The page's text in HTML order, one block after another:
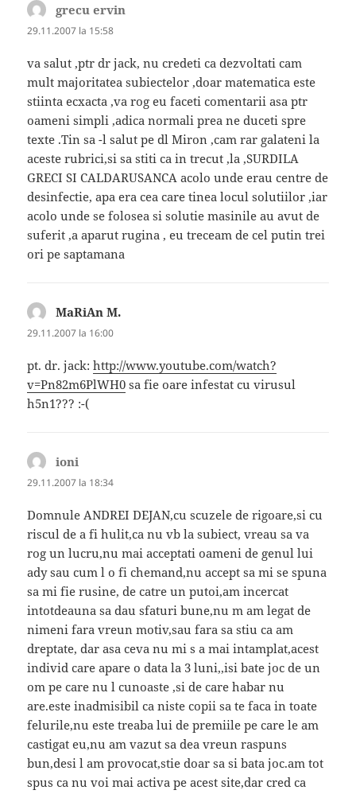
grecu ervin
29.11.2007 la 15:58
va salut ,ptr dr jack, nu credeti ca dezvoltati cam
mult majoritatea subiectelor ,doar matematica este
stiinta ecxacta ,va rog eu faceti comentarii asa ptr
oameni simpli ,adica normali prea ne duceti spre
texte .Tin sa -l salut pe dl Miron ,cam rar galateni la
aceste rubrici,si sa stiti ca in trecut ,la ,SURDILA
GRECI SI CALDARUSANCA acolo unde erau centre de
desinfectie, apa era cea care tinea locul solutiilor ,iar
acolo unde se folosea si solutie masinile au avut de
suferit ,a aparut rugina , eu treceam de cel putin trei
ori pe saptamana
MaRiAn M.
29.11.2007 la 16:00
pt. dr. jack:http://www.youtube.com/watch?
v=Pn82m6PlWH0 sa fie oare infestat cu virusul
h5n1??? :-(
ioni
29.11.2007 la 18:34
Domnule ANDREI DEJAN,cu scuzele de rigoare,si cu
riscul de a fi hulit,ca nu vb la subiect, vreau sa va
rog un lucru,nu mai acceptati oameni de genul lui
ady sau cum l o fi chemand,nu accept sa mi se spuna
sa mi fie rusine, de catre un putoi,am incercat
intotdeauna sa dau sfaturi bune,nu m am legat de
nimeni fara vreun motiv,sau fara sa stiu ca am
dreptate, dar asa ceva nu mi s a mai intamplat,acest
individ care apare o data la 3 luni,,isi bate joc de un
om pe care nu l cunoaste ,si de care habar nu
are.este inadmisibil ca niste copii sa te faca in toate
felurile,nu este treaba lui de premiile pe care le am
castigat eu,nu am vazut sa dea vreun raspuns
bun,desi l am provocat,stie doar sa si bata joc.am tot
spus ca nu voi mai activa pe acest site,dar cred ca